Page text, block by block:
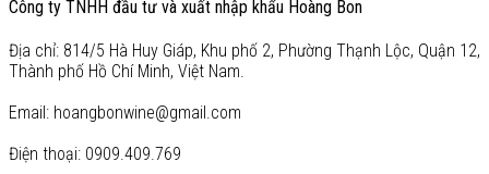
Công ty TNHH đầu tư và xuất nhập khẩu Hoàng Bon
Địa chỉ: 814/5 Hà Huy Giáp, Khu phố 2, Phường Thạnh Lộc, Quận 12,
Thành phố Hồ Chí Minh, Việt Nam.
Email: hoangbonwine@gmail.com
Điện thoại: 0909.409.769